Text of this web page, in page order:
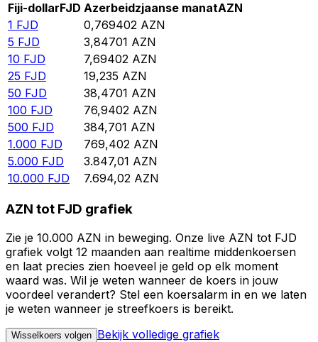
Fiji-dollarFJD Azerbeidzjaanse manatAZN
1 FJD 0,769402 AZN
5 FJD 3,84701 AZN
10 FJD 7,69402 AZN
25 FJD 19,235 AZN
50 FJD 38,4701 AZN
100 FJD 76,9402 AZN
500 FJD 384,701 AZN
1.000 FJD 769,402 AZN
5.000 FJD 3.847,01 AZN
10.000 FJD 7.694,02 AZN
AZN tot FJD grafiek
Zie je 10.000 AZN in beweging. Onze live AZN tot FJD
grafiek volgt 12 maanden aan realtime middenkoersen
en laat precies zien hoeveel je geld op elk moment
waard was. Wil je weten wanneer de koers in jouw
voordeel verandert? Stel een koersalarm in en we laten
je weten wanneer je streefkoers is bereikt.
Wisselkoers volgen Bekijk volledige grafiek